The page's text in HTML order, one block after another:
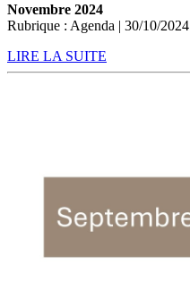
Novembre 2024
Rubrique : Agenda | 30/10/2024
LIRE LA SUITE